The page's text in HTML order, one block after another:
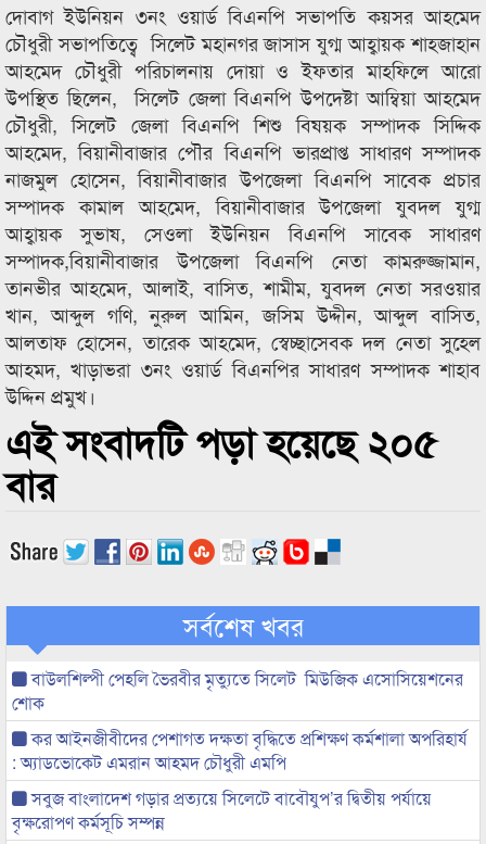
দোবাগ ইউনিয়ন ৩নং ওয়ার্ড বিএনপি সভাপতি কয়সর আহমেদ
চৌধুরী সভাপতিত্বে সিলেট মহানগর জাসাস যুগ্ম আহ্বায়ক শাহজাহান
আহমেদ চৌধুরী পরিচালনায় দোয়া ও ইফতার মাহফিলে আরো
উপস্থিত ছিলেন, সিলেট জেলা বিএনপি উপদেষ্টা আম্বিয়া আহমেদ
চৌধুরী, সিলেট জেলা বিএনপি শিশু বিষয়ক সম্পাদক সিদ্দিক
আহমেদ, বিয়ানীবাজার পৌর বিএনপি ভারপ্রাপ্ত সাধারণ সম্পাদক
নাজমুল হোসেন, বিয়ানীবাজার উপজেলা বিএনপি সাবেক প্রচার
সম্পাদক কামাল আহমেদ, বিয়ানীবাজার উপজেলা যুবদল যুগ্ম
আহ্বায়ক সুভাষ, সেওলা ইউনিয়ন বিএনপি সাবেক সাধারণ
সম্পাদক,বিয়ানীবাজার উপজেলা বিএনপি নেতা কামরুজ্জামান,
তানভীর আহমেদ, আলাই, বাসিত, শামীম, যুবদল নেতা সরওয়ার
খান, আব্দুল গণি, নুরুল আমিন, জসিম উদ্দীন, আব্দুল বাসিত,
আলতাফ হোসেন, তারেক আহমেদ, স্বেচ্ছাসেবক দল নেতা সুহেল
আহমদ, খাড়াভরা ৩নং ওয়ার্ড বিএনপির সাধারণ সম্পাদক শাহাব
উদ্দিন প্রমুখ।
এই সংবাদটি পড়া হয়েছে ২০৫
বার
সর্বশেষ খবর
বাউলশিল্পী পেহলি ভৈরবীর মৃত্যুতে সিলেট মিউজিক এসোসিয়েশনের
শোক
কর আইনজীবীদের পেশাগত দক্ষতা বৃদ্ধিতে প্রশিক্ষণ কর্মশালা অপরিহার্য
: অ্যাডভোকেট এমরান আহমদ চৌধুরী এমপি
সবুজ বাংলাদেশ গড়ার প্রত্যয়ে সিলেটে বাবৌযুপ’র দ্বিতীয় পর্যায়ে
বৃক্ষরোপণ কর্মসূচি সম্পন্ন